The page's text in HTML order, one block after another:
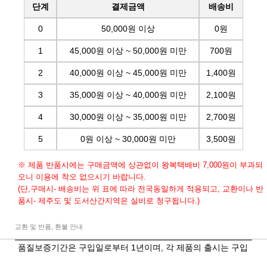
단계 결제금액 배송비
0 50,000원 이상 0원
1 45,000원 이상 ~ 50,000원 미만 700원
2 40,000원 이상 ~ 45,000원 미만 1,400원
3 35,000원 이상 ~ 40,000원 미만 2,100원
4 30,000원 이상 ~ 35,000원 미만 2,700원
5 0원 이상 ~ 30,000원 미만 3,500원
※ 제품 반품시에는 구매금액에 상관없이 왕복택배비 7,000원이 부과되
오니 이용에 착오 없으시기 바랍니다.
(단,구매시- 배송비는 위 표에 따라 전국동일하게 적용되고, 교환이나 반
품시- 제주도 및 도서산간지역은 실비로 청구됩니다.)
교환 및 반품, 환불 안내
품질보증기간은 구입일로부터 1년이며, 각 제품의 출시는 구입